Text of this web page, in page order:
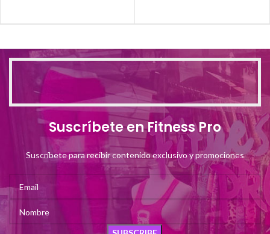
Suscríbete en Fitness Pro
Suscríbete para recibir contenido exclusivo y promociones